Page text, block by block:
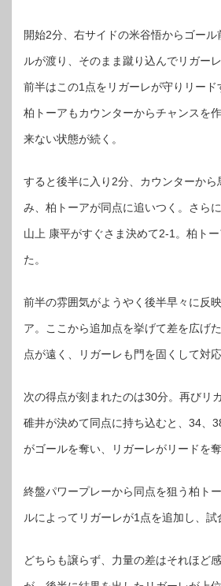
開始2分、右サイドの米谷悟からゴー
ルが渡り、そのまま蹴り込んでリガーレ
前半はこの1点をリガーレが守りリード
柏トーアもカウンターからチャンスを
来ない状態が続く。
すると後半に入り2分、カウンターから
み、柏トーアが同点に追いつく。さら
山上 康平がすぐさま決めて2-1。柏ト
た。
前半の雰囲気がようやく後半早々に反
ア。ここから追加点を挙げて差を広げ
点が遠く、リガーレも門を固くして対応
次の得点が刻まれたのは30分。再びリ
碓井が決めて同点に持ち込むと、34、
がゴールを奪い、リガーレがリードを奪
終盤パワープレーから同点を狙う柏ト
ルによってリガーレが1点を追加し、試
どちらも譲らず、力量の差はそれほど